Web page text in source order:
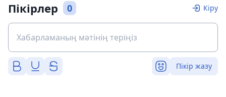
Пікірлер 0 Кіру
Пікір жазу